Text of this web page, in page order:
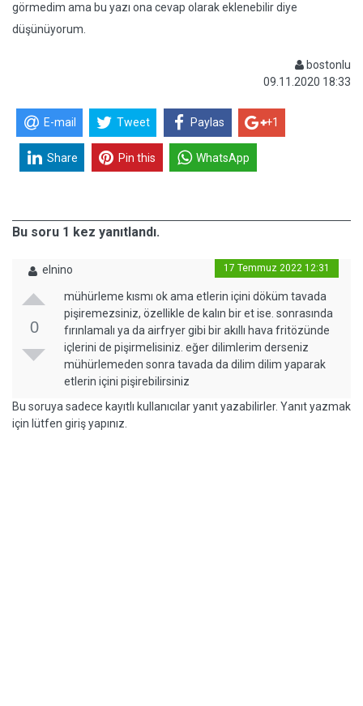
görmedim ama bu yazı ona cevap olarak eklenebilir diye
düşünüyorum.
bostonlu
09.11.2020 18:33
E-mail Tweet Paylas +1
Share Pin this WhatsApp
Bu soru 1 kez yanıtlandı.
elnino 17 Temmuz 2022 12:31
0
mühürleme kısmı ok ama etlerin içini döküm tavada
pişiremezsiniz, özellikle de kalın bir et ise. sonrasında
fırınlamalı ya da airfryer gibi bir akıllı hava fritözünde
içlerini de pişirmelisiniz. eğer dilimlerim derseniz
mühürlemeden sonra tavada da dilim dilim yaparak
etlerin içini pişirebilirsiniz
Bu soruya sadece kayıtlı kullanıcılar yanıt yazabilirler. Yanıt yazmak
için lütfen giriş yapınız.